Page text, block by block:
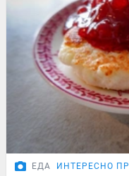
ЕДА ИНТЕРЕСНО